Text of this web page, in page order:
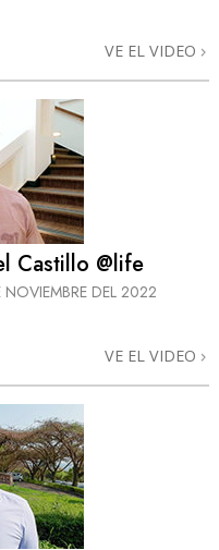
VE EL VIDEO
Castillo @life
NOVIEMBRE DEL 2022
VE EL VIDEO